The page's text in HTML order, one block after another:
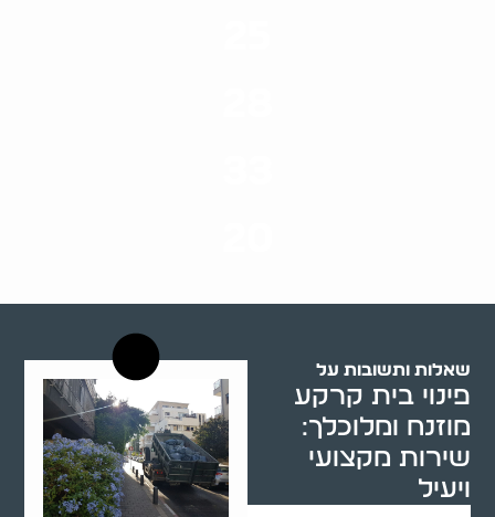
שאלות ותשובות על
פינוי בית קרקע
מוזנח ומלוכלך:
שירות מקצועי
ויעיל